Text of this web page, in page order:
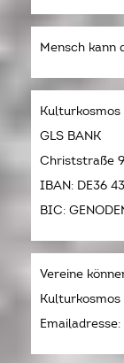
Mensch kann
GLS BANK
Christstraße
IBAN: DE36
BIC:
Vereine
Kulturkosmos